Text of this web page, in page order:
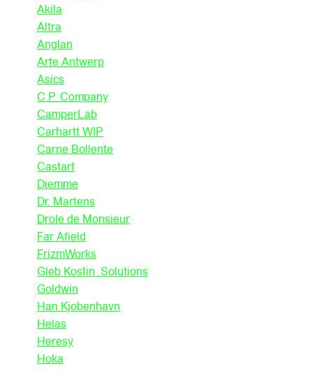
Akila
Altra
Anglan
Arte Antwerp
Asics
C.P. Company
CamperLab
Carhartt WIP
Carne Bollente
Castart
Diemme
Dr. Martens
Drole de Monsieur
Far Afield
FrizmWorks
Gleb Kostin .Solutions
Goldwin
Han Kjobenhavn
Helas
Heresy
Hoka